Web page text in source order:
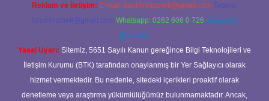
Reklam ve İletişim: E-mail: backlinkpaneli@gmail.com Teams:
forumhizmeti@gmail.com Whatsapp: 0262 606 0 726 Telegram:
@karabul
Yasal Uyarı: Sitemiz, 5651 Sayılı Kanun gereğince Bilgi Teknolojileri ve
İletişim Kurumu (BTK) tarafından onaylanmış bir Yer Sağlayıcı olarak
hizmet vermektedir. Bu nedenle, sitedeki içerikleri proaktif olarak
denetleme veya araştırma yükümlülüğümüz bulunmamaktadır. Ancak,